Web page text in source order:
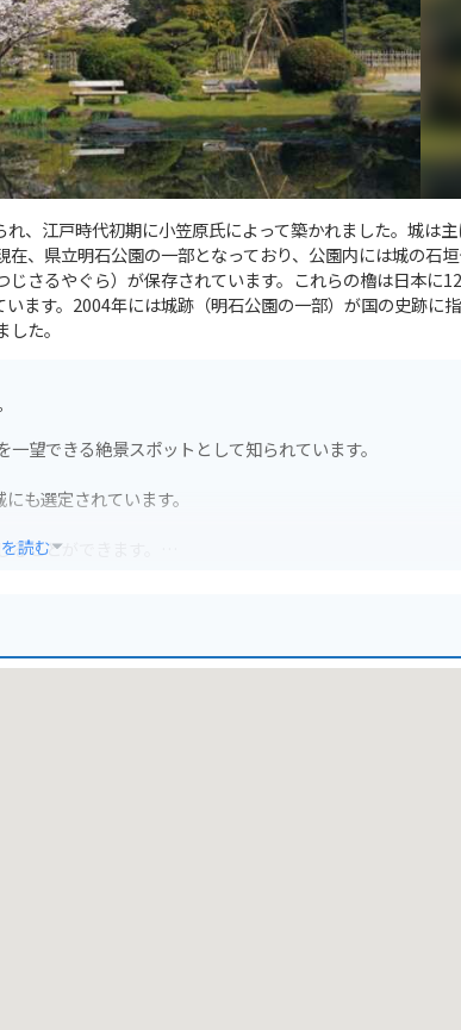
、江戸時代初期に小笠原氏によって築かれました。城は
、県立明石公園の一部となっており、公園内には城の石
さるやぐら）が保存されています。これらの櫓は日本に
ます。2004年には城跡（明石公園の一部）が国の史跡に
た。
望できる絶景スポットとして知られています。
も選定されています。
ことができます。
読む